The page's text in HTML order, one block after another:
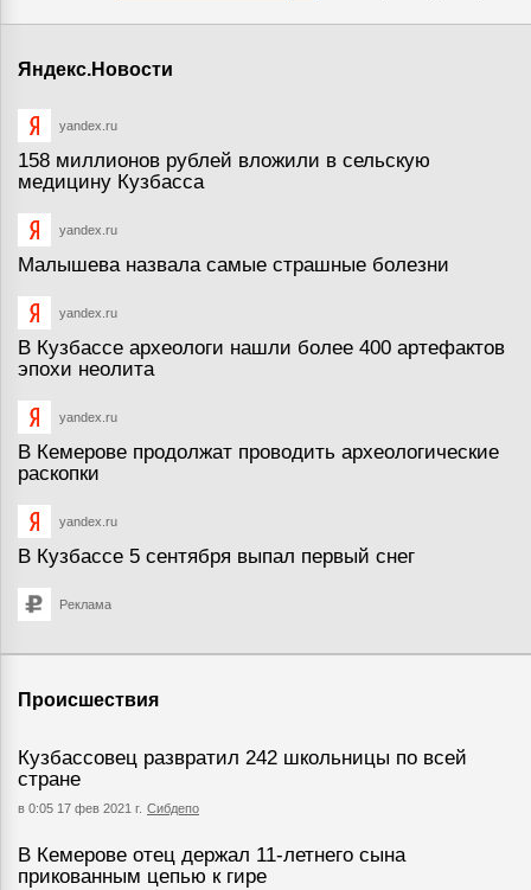
Яндекс.Новости
yandex.ru
158 миллионов рублей вложили в сельскую
медицину Кузбасса
yandex.ru
Малышева назвала самые страшные болезни
yandex.ru
В Кузбассе археологи нашли более 400 артефактов
эпохи неолита
yandex.ru
В Кемерове продолжат проводить археологические
раскопки
yandex.ru
В Кузбассе 5 сентября выпал первый снег
Реклама
Происшествия
Кузбассовец развратил 242 школьницы по всей
стране
в 0:05 17 фев 2021 г. Сибдепо
В Кемерове отец держал 11-летнего сына
прикованным цепью к гире